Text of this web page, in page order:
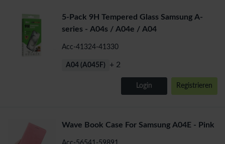
5-Pack 9H Tempered Glass Samsung A-
series - A04s / A04e / A04
Acc-41324-41330
A04 (A045F) + 2
Login Registrieren
Wave Book Case For Samsung A04E - Pink